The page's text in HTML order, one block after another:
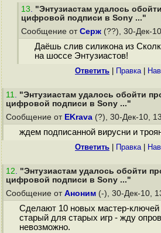
13. "Энтузиастам удалось
цифровой подписи в Sony ..."
Сообщение от Серж (??), 30-Дек-
Даёшь слив силикона из
на шоссе Энтузиастов!
Ответить Правка|
11. "Энтузиастам удалось обойти
цифровой подписи в Sony ..."
Сообщение от EKrava (?), 30-Дек-10,
ждем подписанной вирусни и
Ответить Правка|
12. "Энтузиастам удалось обойти
цифровой подписи в Sony ..."
Сообщение от Аноним (-), 30-Дек-10,
Сделают 10 новых мастер-ключей
старый для старых игр - жду
невозможно.